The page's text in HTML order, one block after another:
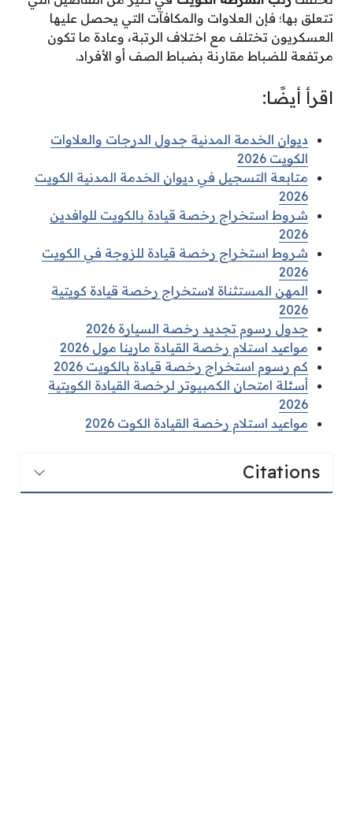
تتعلق بها؛ فإن العلاوات والمكافآت التي يحصل عليها
العسكريون تختلف مع اختلاف الرتبة، وعادة ما تكون
مرتفعة للضباط مقارنة بضباط الصف أو الأفراد.
اقرأ أيضًا:
ديوان الخدمة المدنية جدول الدرجات والعلاوات
الكويت 2026
متابعة التسجيل في ديوان الخدمة المدنية الكويت
2026
شروط استخراج رخصة قيادة بالكويت للوافدين
2026
شروط استخراج رخصة قيادة للزوجة في الكويت
2026
المهن المستثناة لاستخراج رخصة قيادة كويتية
2026
جدول رسوم تجديد رخصة السيارة 2026
مواعيد استلام رخصة القيادة مارينا مول 2026
كم رسوم استخراج رخصة قيادة بالكويت 2026
أسئلة امتحان الكمبيوتر لرخصة القيادة الكويتية
2026
مواعيد استلام رخصة القيادة الكوت 2026
Citations